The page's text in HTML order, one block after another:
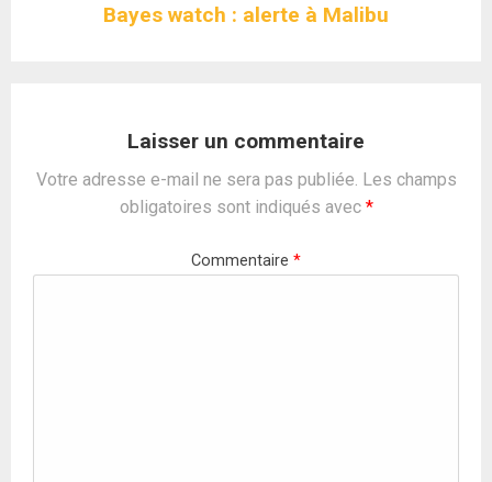
Bayes watch : alerte à Malibu
Laisser un commentaire
Votre adresse e-mail ne sera pas publiée. Les champs
obligatoires sont indiqués avec *
Commentaire *